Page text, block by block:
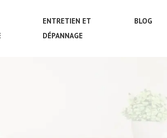
ENTRETIEN ET
DÉPANNAGE
BLOG